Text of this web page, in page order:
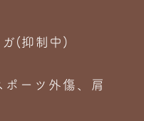
(抑制中)
ーツ外傷、肩